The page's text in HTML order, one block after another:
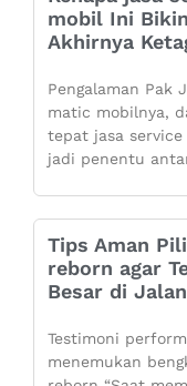
mobil Ini
Akhirnya
Pengalaman Pak
matic mobilnya,
tepat jasa
jadi penentu
Tips Aman
reborn agar
Besar di Jalan
Testimoni
menemukan